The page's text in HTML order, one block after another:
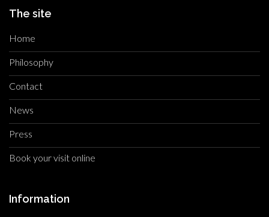
The site
Home
Philosophy
Contact
News
Press
Book your visit online
Information